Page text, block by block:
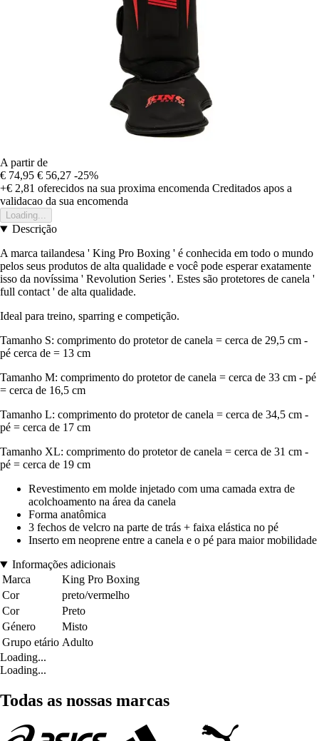
A partir de
€ 74,95 € 56,27 -25%
+€ 2,81 oferecidos na sua proxima encomenda Creditados apos a
validacao da sua encomenda
Loading...
Descrição
A marca tailandesa ' King Pro Boxing ' é conhecida em todo o mundo
pelos seus produtos de alta qualidade e você pode esperar exatamente
isso da novíssima ' Revolution Series '. Estes são protetores de canela '
full contact ' de alta qualidade.
Ideal para treino, sparring e competição.
Tamanho S: comprimento do protetor de canela = cerca de 29,5 cm -
pé cerca de = 13 cm
Tamanho M: comprimento do protetor de canela = cerca de 33 cm - pé
= cerca de 16,5 cm
Tamanho L: comprimento do protetor de canela = cerca de 34,5 cm -
pé = cerca de 17 cm
Tamanho XL: comprimento do protetor de canela = cerca de 31 cm -
pé = cerca de 19 cm
Revestimento em molde injetado com uma camada extra de
acolchoamento na área da canela
Forma anatômica
3 fechos de velcro na parte de trás + faixa elástica no pé
Inserto em neoprene entre a canela e o pé para maior mobilidade
Informações adicionais
Marca
King Pro Boxing
Cor
preto/vermelho
Cor
Preto
Género
Misto
Grupo etário Adulto
Loading...
Loading...
Todas as nossas marcas